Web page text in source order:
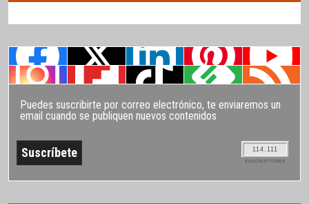
Puedes suscribirte por correo electrónico, te enviaremos un
email cuando se publiquen nuevos contenidos
114.111
SUSCRIPTORES